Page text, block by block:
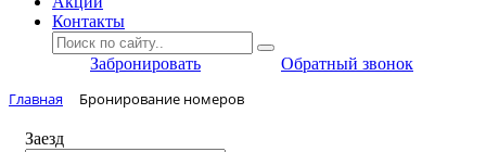
Контакты
Забронировать Обратный звонок
Главная Бронирование номеров
Заезд